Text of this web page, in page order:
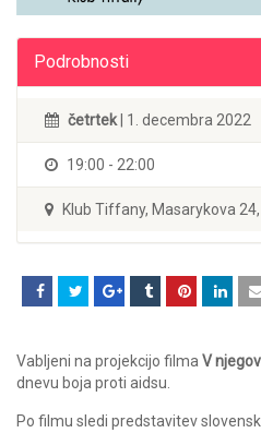
Podrobnosti
četrtek | 1. decembra 2022
19:00 - 22:00
Klub Tiffany, Masarykova
Vabljeni na projekcijo filma V
dnevu boja proti aidsu.
Po filmu sledi predstavitev